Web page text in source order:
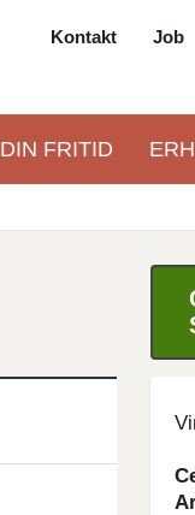
Kontakt Job
DIN FRITID